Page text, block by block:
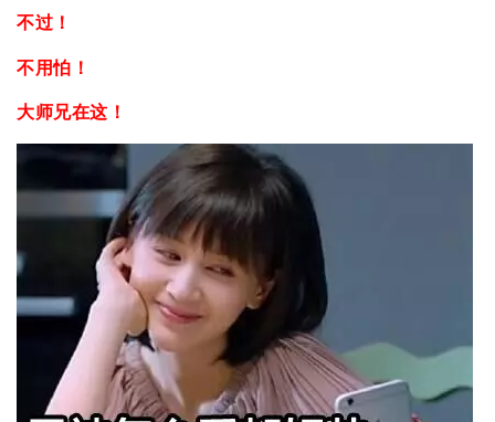
不过！
不用怕！
大师兄在这！